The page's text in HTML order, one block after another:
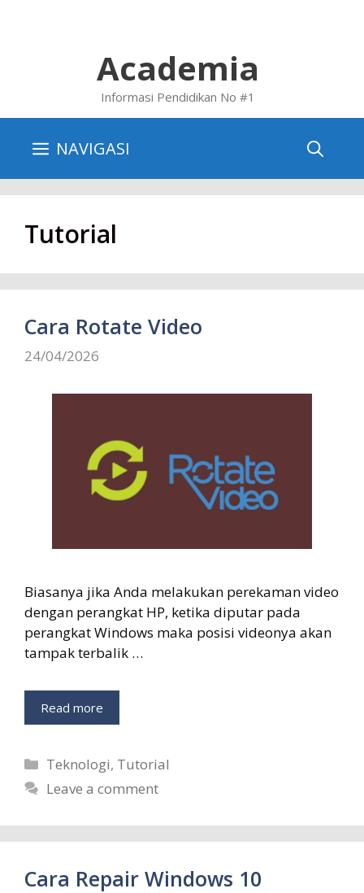
Academia
Informasi Pendidikan No #1
NAVIGASI
Tutorial
Cara Rotate Video
24/04/2026
Biasanya jika Anda melakukan perekaman video
dengan perangkat HP, ketika diputar pada
perangkat Windows maka posisi videonya akan
tampak terbalik …
Read more
Categories
Teknologi, Tutorial
Leave a comment
Cara Repair Windows 10